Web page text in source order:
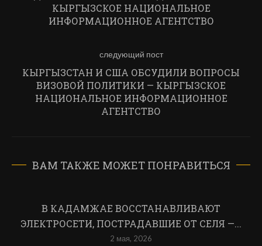
КЫРГЫЗСКОЕ НАЦИОНАЛЬНОЕ
ИНФОРМАЦИОННОЕ АГЕНТСТВО
следующий пост
КЫРГЫЗСТАН И США ОБСУДИЛИ ВОПРОСЫ
ВИЗОВОЙ ПОЛИТИКИ — КЫРГЫЗСКОЕ
НАЦИОНАЛЬНОЕ ИНФОРМАЦИОННОЕ
АГЕНТСТВО
ВАМ ТАКЖЕ МОЖЕТ ПОНРАВИТЬСЯ
В КАДАМЖАЕ ВОССТАНАВЛИВАЮТ
ЭЛЕКТРОСЕТИ, ПОСТРАДАВШИЕ ОТ СЕЛЯ —...
2 мая, 2026